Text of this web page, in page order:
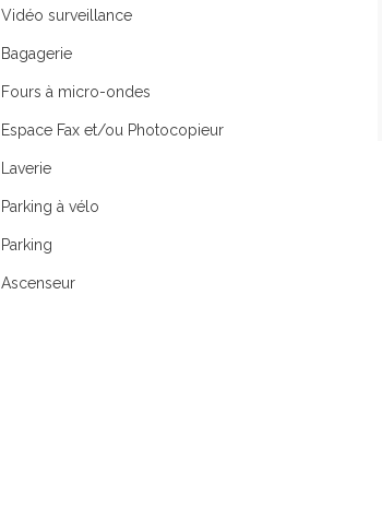
Vidéo surveillance
Bagagerie
Fours à micro-ondes
Espace Fax et/ou Photocopieur
Laverie
Parking à vélo
Parking
Ascenseur